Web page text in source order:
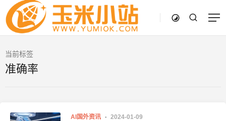
当前标签
准确率
AI国外资讯 2024-01-09